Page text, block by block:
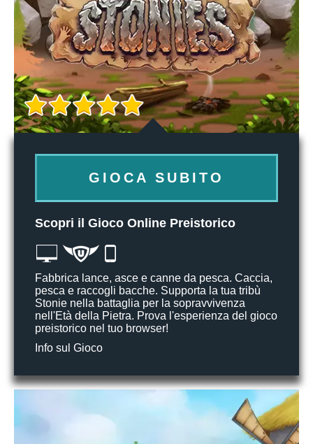
GIOCA SUBITO
Scopri il Gioco Online Preistorico
Fabbrica lance, asce e canne da pesca. Caccia,
pesca e raccogli bacche. Supporta la tua tribù
Stonie nella battaglia per la sopravvivenza
nell'Età della Pietra. Prova l'esperienza del gioco
preistorico nel tuo browser!
Info sul Gioco